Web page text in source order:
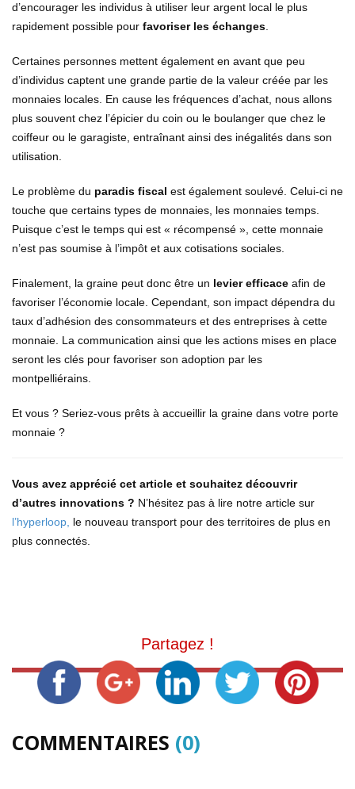
d’encourager les individus à utiliser leur argent local le plus
rapidement possible pour favoriser les échanges.
Certaines personnes mettent également en avant que peu
d’individus captent une grande partie de la valeur créée par les
monnaies locales. En cause les fréquences d’achat, nous allons
plus souvent chez l’épicier du coin ou le boulanger que chez le
coiffeur ou le garagiste, entraînant ainsi des inégalités dans son
utilisation.
Le problème du paradis fiscal est également soulevé. Celui-ci ne
touche que certains types de monnaies, les monnaies temps.
Puisque c’est le temps qui est « récompensé », cette monnaie
n’est pas soumise à l’impôt et aux cotisations sociales.
Finalement, la graine peut donc être un levier efficace afin de
favoriser l’économie locale. Cependant, son impact dépendra du
taux d’adhésion des consommateurs et des entreprises à cette
monnaie. La communication ainsi que les actions mises en place
seront les clés pour favoriser son adoption par les
montpelliérains.
Et vous ? Seriez-vous prêts à accueillir la graine dans votre porte
monnaie ?
Vous avez apprécié cet article et souhaitez découvrir
d’autres innovations ? N’hésitez pas à lire notre article sur
l’hyperloop, le nouveau transport pour des territoires de plus en
plus connectés.
Partagez !
COMMENTAIRES (0)